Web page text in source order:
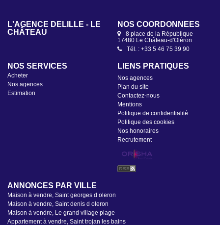
selon vos besoins. Une propriété aux
idéale pour une famille, un artisan ou
à la recherche de volumes généreux et d'un
d'évolution au coeur de l'île d'Oléron.
L'AGENCE DELÎLLE - LE
CHÂTEAU
NOS COORDONNÉES
8 place de la République
17480 Le Château-d'Oléron
Tél. : +33 5 46 75 39 90
L'AGENCE DELÎLLE -
SAINT-DENIS
NOS COORDONNÉES
2 Canton de l'Ormeau
17650 Saint-Denis-d'Oléron
Tél. : +33 5 46 47 92 49
NOS SERVICES
Acheter
Nos agences
Estimation
LIENS PRATIQUES
Nos agences
Plan du site
Contactez-nous
Mentions
Politique de confidentialité
Politique des cookies
Nos honoraires
Recrutement
ANNONCES PAR VILLE
Maison à vendre, Saint georges d oleron
Maison à vendre, Saint denis d oleron
Maison à vendre, Le grand village plage
Appartement à vendre, Saint trojan les bains